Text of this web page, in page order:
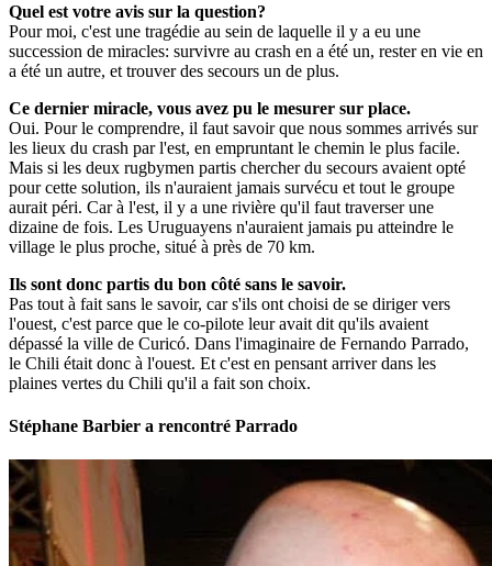
Quel est votre avis sur la question?
Pour moi, c'est une tragédie au sein de laquelle il y a eu une
succession de miracles: survivre au crash en a été un, rester en vie en
a été un autre, et trouver des secours un de plus.
Ce dernier miracle, vous avez pu le mesurer sur place.
Oui. Pour le comprendre, il faut savoir que nous sommes arrivés sur
les lieux du crash par l'est, en empruntant le chemin le plus facile.
Mais si les deux rugbymen partis chercher du secours avaient opté
pour cette solution, ils n'auraient jamais survécu et tout le groupe
aurait péri. Car à l'est, il y a une rivière qu'il faut traverser une
dizaine de fois. Les Uruguayens n'auraient jamais pu atteindre le
village le plus proche, situé à près de 70 km.
Ils sont donc partis du bon côté sans le savoir.
Pas tout à fait sans le savoir, car s'ils ont choisi de se diriger vers
l'ouest, c'est parce que le co-pilote leur avait dit qu'ils avaient
dépassé la ville de Curicó. Dans l'imaginaire de Fernando Parrado,
le Chili était donc à l'ouest. Et c'est en pensant arriver dans les
plaines vertes du Chili qu'il a fait son choix.
Stéphane Barbier a rencontré Parrado